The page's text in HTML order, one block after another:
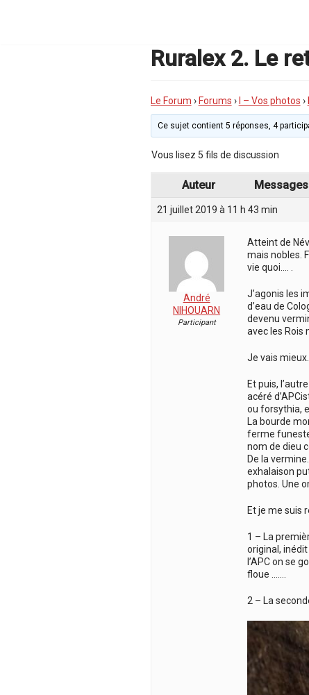
Ruralex 2. Le
Le Forum › Forums › I – Vos photos ›
Ce sujet contient 5 réponses, 4
Vous lisez 5 fils de discussion
Auteur Messages
21 juillet 2019 à 11 h 43 min
André
NIHOUARN
Participant
Atteint de
mais nobles.
vie quoi…. .
J’agonis les
d’eau de
devenu
avec les Rois
Je vais mieux.
Et puis,
acéré
ou forsythia,
La bourde
ferme
nom de dieu
De la
exhalaison
photos. Une
Et je me suis
1 – La
original,
l’APC on se
floue …….
2 – La